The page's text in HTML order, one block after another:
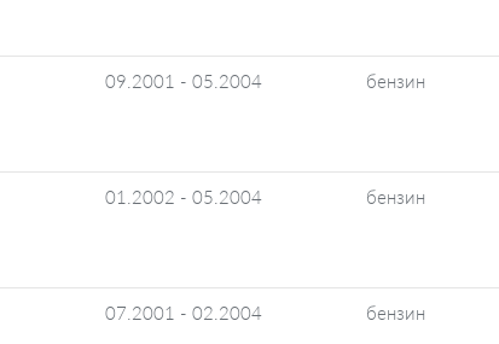
09.2001 - 05.2004 бензин
01.2002 - 05.2004 бензин
07.2001 - 02.2004 бензин